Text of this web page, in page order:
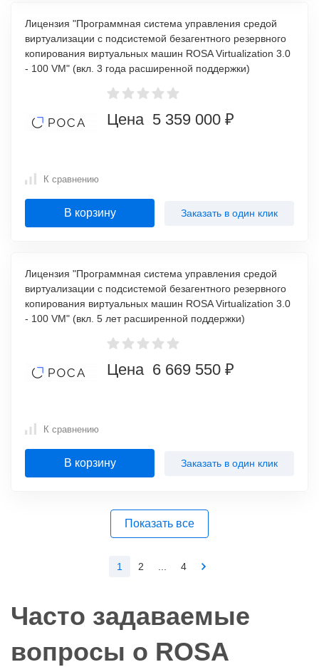
Лицензия "Программная система управления средой
виртуализации с подсистемой безагентного резервного
копирования виртуальных машин ROSA Virtualization 3.0
- 100 VM" (вкл. 3 года расширенной поддержки)
Цена 5 359 000 ₽
К сравнению
В корзину Заказать в один клик
Лицензия "Программная система управления средой
виртуализации с подсистемой безагентного резервного
копирования виртуальных машин ROSA Virtualization 3.0
- 100 VM" (вкл. 5 лет расширенной поддержки)
Цена 6 669 550 ₽
К сравнению
В корзину Заказать в один клик
Показать все
1 2 4
Часто задаваемые
вопросы о ROSA